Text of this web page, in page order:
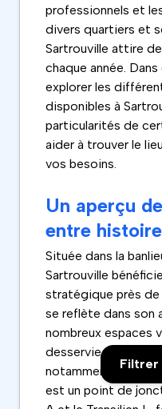
Filtrer
professionnels et
divers quartiers et
Sartrouville attire
chaque année.
explorer les
disponibles à
particularités de
aider à trouver le
vos besoins.
Un aperçu
entre
Située dans la
Sartrouville
stratégique près de
se reflète dans son
nombreux espaces
desservie par les
notamment grâce à
est un point de